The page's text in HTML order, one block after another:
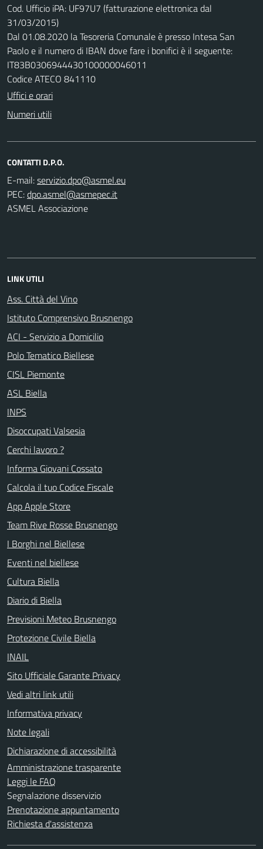
Cod. Ufficio iPA: UF97U7 (fatturazione elettronica dal
31/03/2015)
Dal 01.08.2020 la Tesoreria Comunale è presso Intesa San
Paolo e il numero di IBAN dove fare i bonifici è il seguente:
IT83B0306944430100000046011
Codice ATECO 841110
Uffici e orari
Numeri utili
CONTATTI D.P.O.
E-mail:
PEC:
ASMEL Associazione
LINK UTILI
Ass. Città del Vino
Istituto Comprensivo Brusnengo
ACI - Servizio a Domicilio
Polo Tematico Biellese
CISL Piemonte
ASL Biella
INPS
Disoccupati Valsesia
Cerchi lavoro ?
Informa Giovani Cossato
Calcola il tuo Codice Fiscale
App Apple Store
Team Rive Rosse Brusnengo
I Borghi nel Biellese
Eventi nel biellese
Cultura Biella
Diario di Biella
Previsioni Meteo Brusnengo
Protezione Civile Biella
INAIL
Sito Ufficiale Garante Privacy
Vedi altri link utili
Informativa privacy
Note legali
Dichiarazione di accessibilità
Amministrazione trasparente
Leggi le FAQ
Segnalazione disservizio
Prenotazione appuntamento
Richiesta d'assistenza